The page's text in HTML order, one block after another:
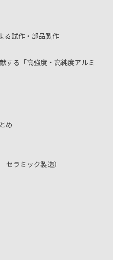
る試作・部品製作
する「高強度・高純度アルミ
め
ラミック製造）